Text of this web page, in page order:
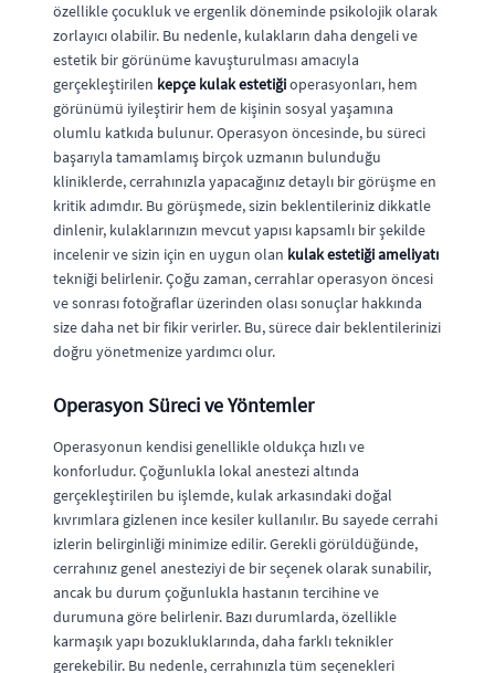
özellikle çocukluk ve ergenlik döneminde psikolojik olarak
zorlayıcı olabilir. Bu nedenle, kulakların daha dengeli ve
estetik bir görünüme kavuşturulması amacıyla
gerçekleştirilen kepçe kulak estetiğioperasyonları, hem
görünümü iyileştirir hem de kişinin sosyal yaşamına
olumlu katkıda bulunur. Operasyon öncesinde, bu süreci
başarıyla tamamlamış birçok uzmanın bulunduğu
kliniklerde, cerrahınızla yapacağınız detaylı bir görüşme en
kritik adımdır. Bu görüşmede, sizin beklentileriniz dikkatle
dinlenir, kulaklarınızın mevcut yapısı kapsamlı bir şekilde
incelenir ve sizin için en uygun olan kulak estetiği ameliyatı
tekniği belirlenir. Çoğu zaman, cerrahlar operasyon öncesi
ve sonrası fotoğraflar üzerinden olası sonuçlar hakkında
size daha net bir fikir verirler. Bu, sürece dair beklentilerinizi
doğru yönetmenize yardımcı olur.
Operasyon Süreci ve Yöntemler
Operasyonun kendisi genellikle oldukça hızlı ve
konforludur. Çoğunlukla lokal anestezi altında
gerçekleştirilen bu işlemde, kulak arkasındaki doğal
kıvrımlara gizlenen ince kesiler kullanılır. Bu sayede cerrahi
izlerin belirginliği minimize edilir. Gerekli görüldüğünde,
cerrahınız genel anesteziyi de bir seçenek olarak sunabilir,
ancak bu durum çoğunlukla hastanın tercihine ve
durumuna göre belirlenir. Bazı durumlarda, özellikle
karmaşık yapı bozukluklarında, daha farklı teknikler
gerekebilir. Bu nedenle, cerrahınızla tüm seçenekleri